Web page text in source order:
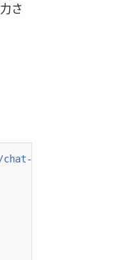
さ
chat-client-v4/css/